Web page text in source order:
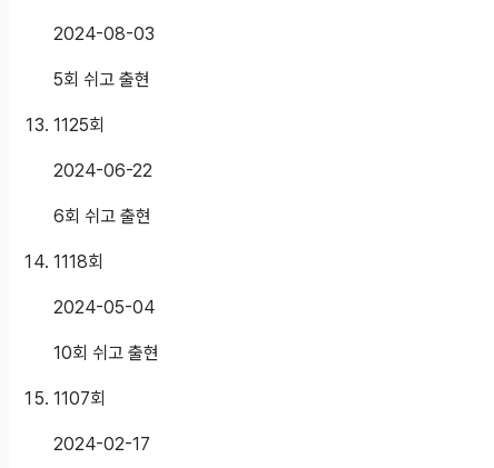
2024-08-03
5회 쉬고 출현
1125회
2024-06-22
6회 쉬고 출현
1118회
2024-05-04
10회 쉬고 출현
1107회
2024-02-17